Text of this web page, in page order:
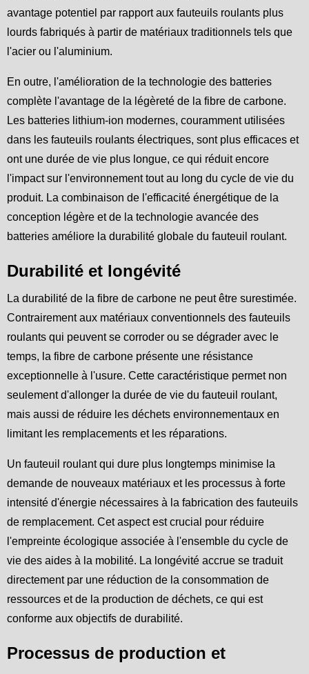
avantage potentiel par rapport aux fauteuils roulants plus
lourds fabriqués à partir de matériaux traditionnels tels que
l'acier ou l'aluminium.
En outre, l'amélioration de la technologie des batteries
complète l'avantage de la légèreté de la fibre de carbone.
Les batteries lithium-ion modernes, couramment utilisées
dans les fauteuils roulants électriques, sont plus efficaces et
ont une durée de vie plus longue, ce qui réduit encore
l'impact sur l'environnement tout au long du cycle de vie du
produit. La combinaison de l'efficacité énergétique de la
conception légère et de la technologie avancée des
batteries améliore la durabilité globale du fauteuil roulant.
Durabilité et longévité
La durabilité de la fibre de carbone ne peut être surestimée.
Contrairement aux matériaux conventionnels des fauteuils
roulants qui peuvent se corroder ou se dégrader avec le
temps, la fibre de carbone présente une résistance
exceptionnelle à l'usure. Cette caractéristique permet non
seulement d'allonger la durée de vie du fauteuil roulant,
mais aussi de réduire les déchets environnementaux en
limitant les remplacements et les réparations.
Un fauteuil roulant qui dure plus longtemps minimise la
demande de nouveaux matériaux et les processus à forte
intensité d'énergie nécessaires à la fabrication des fauteuils
de remplacement. Cet aspect est crucial pour réduire
l'empreinte écologique associée à l'ensemble du cycle de
vie des aides à la mobilité. La longévité accrue se traduit
directement par une réduction de la consommation de
ressources et de la production de déchets, ce qui est
conforme aux objectifs de durabilité.
Processus de production et